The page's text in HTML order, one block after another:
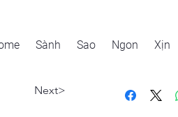
Sành Sao Ngon Xịn
Next>